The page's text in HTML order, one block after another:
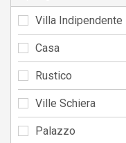
Villa Indipendente
Casa
Rustico
Ville Schiera
Palazzo